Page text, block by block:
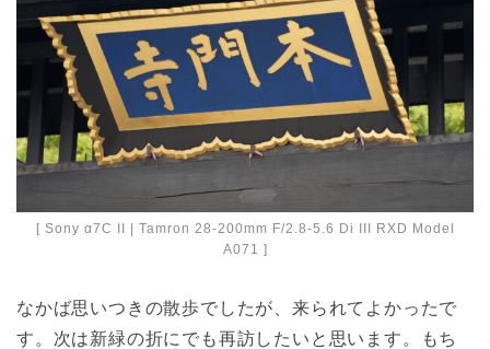
[ Sony α7C II | Tamron 28-200mm F/2.8-5.6 Di III RXD Model
A071 ]
なかば思いつきの散歩でしたが、来られてよかったで
す。次は新緑の折にでも再訪したいと思います。もち